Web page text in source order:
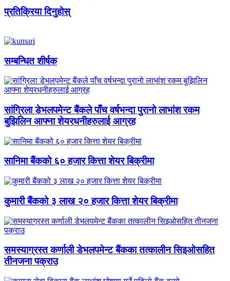
प्रतिक्रिया दिनुहोस्
सम्बन्धित शीर्षक
सांग्रिला डेभलपमेन्ट बैंकले पाँच वर्षभन्दा पुरानो लाभांश रकम
बुझिलिन आफ्ना शेयरधनीहरुलाई आग्रह
सानिमा बैंकको ६० हजार कित्ता शेयर बिक्रीमा
कुमारी बैंकको ३ लाख २० हजार कित्ता शेयर बिक्रीमा
समस्याग्रस्त कर्णाली डेभलपमेन्ट बैंकका तत्कालीन सिइओसहित
तीनजना पक्राउ